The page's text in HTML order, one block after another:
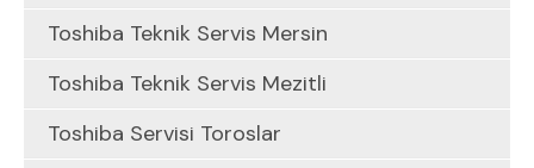
Toshiba Teknik Servis Mersin
Toshiba Teknik Servis Mezitli
Toshiba Servisi Toroslar